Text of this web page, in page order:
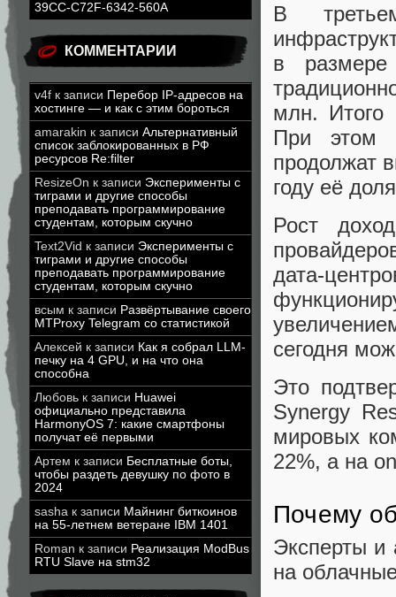
39CC-C72F-6342-560A
КОММЕНТАРИИ
v4f к записи Перебор IP-адресов на
хостинге — и как с этим бороться
amarakin к записи Альтернативный
список заблокированных в РФ
ресурсов Re:filter
ResizeOn к записи Эксперименты с
тиграми и другие способы
преподавать программирование
студентам, которым скучно
Text2Vid к записи Эксперименты с
тиграми и другие способы
преподавать программирование
студентам, которым скучно
всым к записи Развёртывание своего
MTProxy Telegram со статистикой
Алексей к записи Как я собрал LLM-
печку на 4 GPU, и на что она
способна
Любовь к записи Huawei
официально представила
HarmonyOS 7: какие смартфоны
получат её первыми
Артем к записи Бесплатные боты,
чтобы раздеть девушку по фото в
2024
sasha к записи Майнинг биткоинов
на 55-летнем ветеране IBM 1401
Roman к записи Реализация ModBus
RTU Slave на stm32
В
в
млн. Итого
При этом
продолжат
году её
Рост
дата-
сегодня
Это
Synergy
мировых
22%, а на
Почему
Эксперты и
на